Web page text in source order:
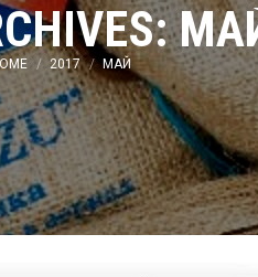
are here:
2017 МАЙ